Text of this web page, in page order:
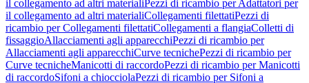
il collegamento ad altri materialiPezzi di ricambio per Adattatori per
il collegamento ad altri materialiCollegamenti filettatiPezzi di
ricambio per Collegamenti filettatiCollegamenti a flangiaColletti di
fissaggioAllacciamenti agli apparecchiPezzi di ricambio per
Allacciamenti agli apparecchiCurve tecnichePezzi di ricambio per
Curve tecnicheManicotti di raccordoPezzi di ricambio per Manicotti
di raccordoSifoni a chiocciolaPezzi di ricambio per Sifoni a